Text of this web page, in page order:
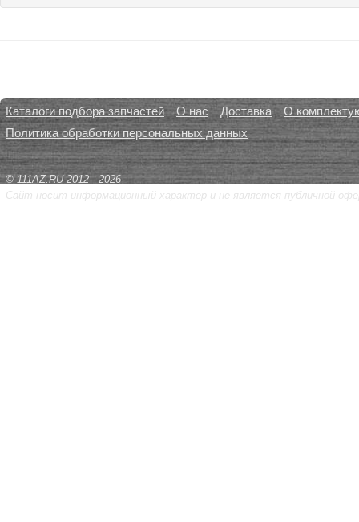
Каталоги подбора запчастей О нас Доставка
О
Политика обработки персональных данных
© 111AZ.RU 2012 - 2026
Сайт носит информационный характер и не является публичной